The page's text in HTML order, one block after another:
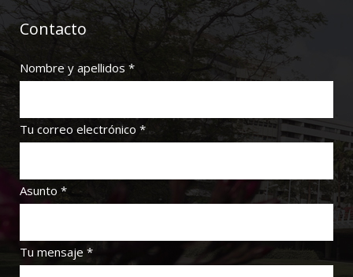
Contacto
Nombre y apellidos *
Tu correo electrónico *
Asunto *
Tu mensaje *